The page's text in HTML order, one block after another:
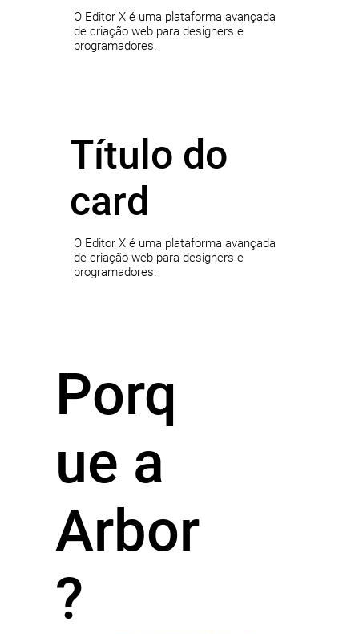
Porq
ue a
Arbor
?
O Editor X é uma plataforma avançada
de criação web para designers e
programadores.
O Editor X é uma plataforma avançada
de criação web para designers e
programadores.
Título do
card